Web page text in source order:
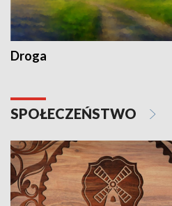
Droga
SPOŁECZEŃSTWO